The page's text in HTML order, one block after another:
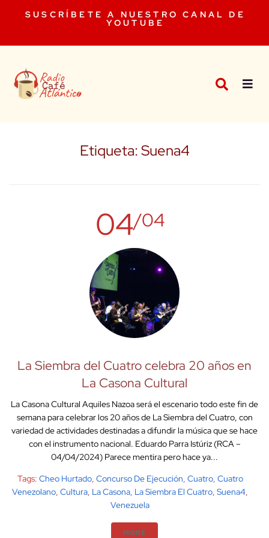
SUSCRÍBETE A NUESTRO CANAL DE
YOUTUBE
Etiqueta:Suena4
04/04
La Siembra del Cuatro celebra 20 años en
La Casona Cultural
La Casona Cultural Aquiles Nazoa será el escenario todo este fin de
semana para celebrar los 20 años de La Siembra del Cuatro, con
variedad de actividades destinadas a difundir la música que se hace
con el instrumento nacional. Eduardo Parra Istúriz (RCA –
04/04/2024) Parece mentira pero hace ya...
Tags: Cheo Hurtado, Concurso De Ejecución, Cuatro, Cuatro
Venezolano, Cultura, La Casona, La Siembra El Cuatro, Suena4,
Venezuela
MORE